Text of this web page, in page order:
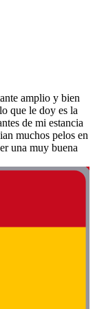
amplio y bien
que le doy es la
de mi estancia
muchos pelos en
una muy buena